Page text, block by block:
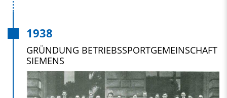
1938
GRÜNDUNG BETRIEBSSPORTGEMEINSCHAFT
SIEMENS